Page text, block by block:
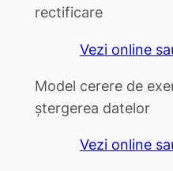
rectificare
Vezi online
Model cerere de
ștergerea datelor
Vezi online